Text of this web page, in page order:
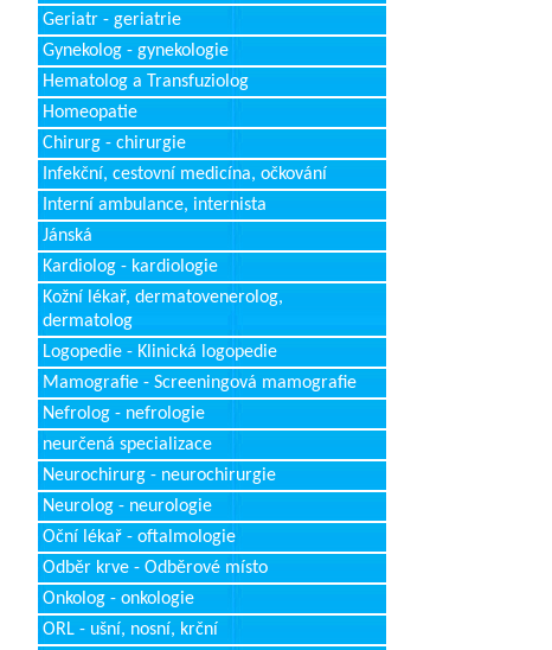
Geriatr - geriatrie
Gynekolog - gynekologie
Hematolog a Transfuziolog
Homeopatie
Chirurg - chirurgie
Infekční, cestovní medicína, očkování
Interní ambulance, internista
Jánská
Kardiolog - kardiologie
Kožní lékař, dermatovenerolog,
dermatolog
Logopedie - Klinická logopedie
Mamografie - Screeningová mamografie
Nefrolog - nefrologie
neurčená specializace
Neurochirurg - neurochirurgie
Neurolog - neurologie
Oční lékař - oftalmologie
Odběr krve - Odběrové místo
Onkolog - onkologie
ORL - ušní, nosní, krční